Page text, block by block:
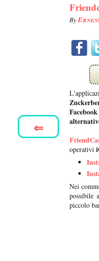
By
operativi
Nei
possibile
piccolo
⇐